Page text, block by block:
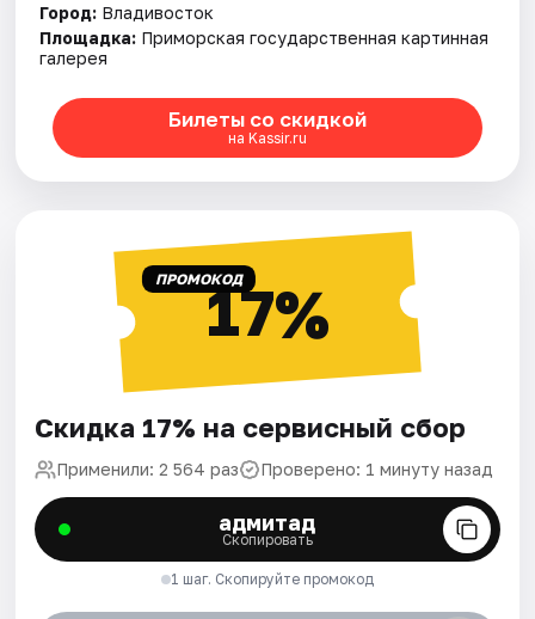
Город: Владивосток
Площадка: Приморская государственная картинная
галерея
Билеты со скидкой
на Kassir.ru
ПРОМОКОД17%
Скидка 17% на сервисный сбор
Применили: 2 564 раз Проверено: 1 минуту назад
адмитад
Скопировать
1 шаг. Скопируйте промокод